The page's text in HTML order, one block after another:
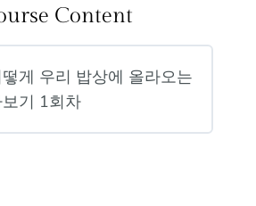
Content
게 우리 밥상에 올라오는
기 1회차